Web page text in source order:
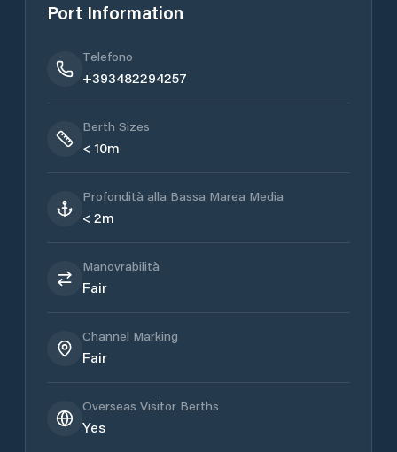
Port Information
Telefono
+393482294257
Berth Sizes
< 10m
Profondità alla Bassa Marea Media
< 2m
Manovrabilità
Fair
Channel Marking
Fair
Overseas Visitor Berths
Yes